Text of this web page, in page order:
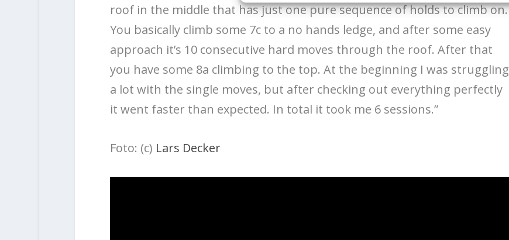
roof in the middle that has just one pure sequence of holds to climb on.
You basically climb some 7c to a no hands ledge, and after some easy
approach it’s 10 consecutive hard moves through the roof. After that
you have some 8a climbing to the top. At the beginning I was struggling
a lot with the single moves, but after checking out everything perfectly
it went faster than expected. In total it took me 6 sessions.”
Foto: (c) Lars Decker